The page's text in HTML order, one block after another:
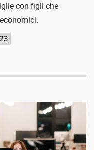
con figli che